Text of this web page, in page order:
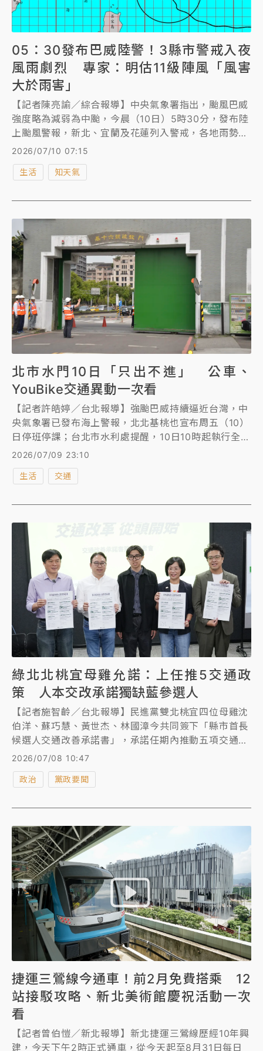
05：30發布巴威陸警！3縣市警戒入夜
風雨劇烈 專家：明估11級陣風「風害
大於雨害」
【記者陳亮諭／綜合報導】中央氣象署指出，颱風巴威
強度略為減弱為中颱，今晨（10日）5時30分，發布陸
上颱風警報，新北、宜蘭及花蓮列入警戒，各地雨勢隨
時間愈晚愈明顯。今晚至明天（11日）將是風雨最劇烈
期間，全台各地有大雨或豪雨，各地沿海並有長浪及巨
浪。 氣象專家林得恩表示，巴威路徑略為北調，提醒
宜蘭及離外島地區都有平均風9級以上或陣風11級以上
發生的機率。
2026/07/10 07:15
生活 知天氣
北市水門10日「只出不進」 公車、
YouBike交通異動一次看
【記者許皓婷／台北報導】強颱巴威持續逼近台灣，中
央氣象署已發布海上警報，北北基桃也宣布周五（10）
日停班停課；台北市水利處提醒，10日10時起執行全市
疏散門及越堤坡道「只出不進」管制，並於管制執行4
YouBike微笑單車、共享機車將於10日2時起全面停止
及道路等狀況減發班車。
2026/07/09 23:10
生活 交通
綠北北桃宜母雞允諾：上任推5交通政
策 人本交改承諾獨缺藍參選人
【記者施智齡／台北報導】民進黨雙北桃宜四位母雞沈
伯洋、蘇巧慧、黃世杰、林國漳今共同簽下「縣市首長
候選人交通改善承諾書」，承諾任期內推動五項交通改
革政策。
2026/07/08 10:47
政治 黨政要聞
捷運三鶯線今通車！前2月免費搭乘 12
站接駁攻略、新北美術館慶祝活動一次
看
【記者曾伯愷／新北報導】新北捷運三鶯線歷經10年興
建，今天下午2時正式通車，從今天起至8月31日每日